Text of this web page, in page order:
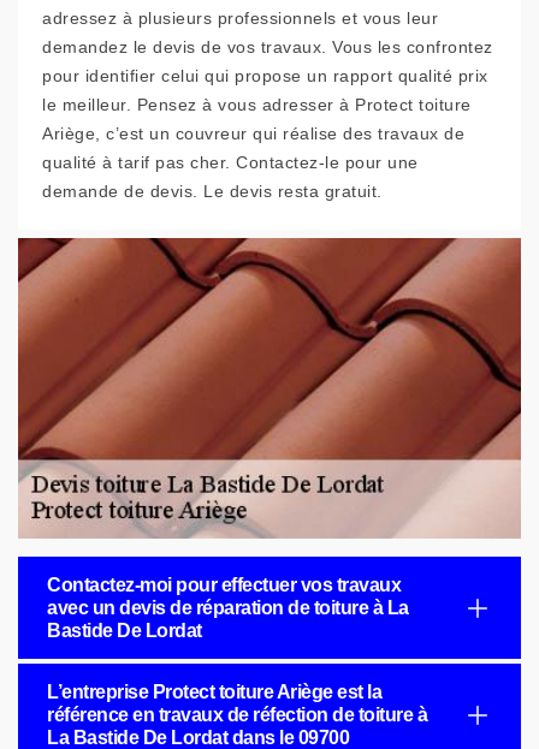
adressez à plusieurs professionnels et vous leur
demandez le devis de vos travaux. Vous les confrontez
pour identifier celui qui propose un rapport qualité prix
le meilleur. Pensez à vous adresser à Protect toiture
Ariège, c’est un couvreur qui réalise des travaux de
qualité à tarif pas cher. Contactez-le pour une
demande de devis. Le devis resta gratuit.
Contactez-moi pour effectuer vos travaux
avec un devis de réparation de toiture à La
Bastide De Lordat
L’entreprise Protect toiture Ariège est la
référence en travaux de réfection de toiture à
La Bastide De Lordat dans le 09700